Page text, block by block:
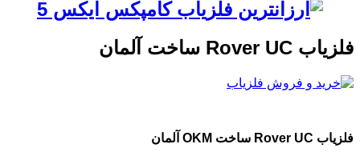
فلزیاب Rover UC ساخت آلمان
فلزیاب Rover UC ساخت OKM آلمان